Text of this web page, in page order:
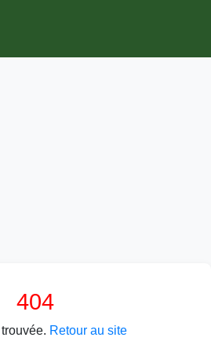
404
Retour au site